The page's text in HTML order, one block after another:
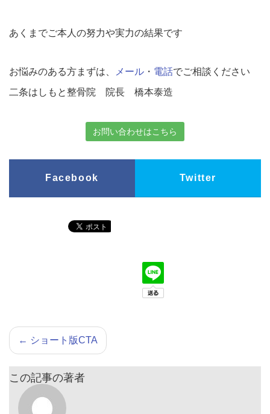
あくまでご本人の努力や実力の結果です
お悩みのある方まずは、 メール ・ 電話でご相談ください
二条はしもと整骨院 院長 橋本泰造
お問い合わせはこちら
Facebook Twitter
← ショート版CTA
この記事の著者